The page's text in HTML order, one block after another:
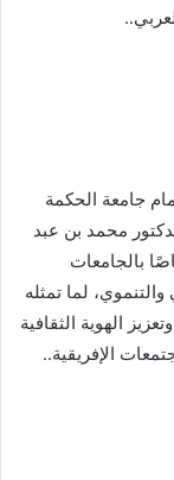
جامعة الحكمة
محمد بن عبد
بالجامعات
والتنموي، لما تمثله
الهوية الثقافية
الإفريقية..